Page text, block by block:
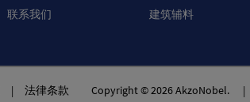
联系我们
建筑辅料
| 法律条款 Copyright © 2026 AkzoNobel. |